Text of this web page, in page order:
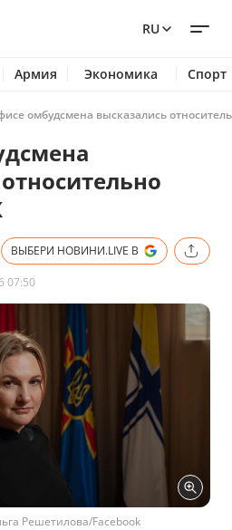
RU
Армия Экономика Спорт
омбудсмена высказались
ВЫБЕРИ НОВИНИ.LIVE В
07:50
Решетилова/Facebook